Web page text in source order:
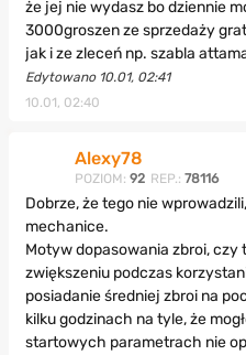
że jej nie wydasz bo dziennie
3000groszen ze sprzedaży
jak i ze zleceń np. szabla
Edytowano 10.01, 02:41
10.01, 02:40
Alexy78
POZIOM: 92 REP.: 78116
Dobrze, że tego nie
mechanice.
Motyw dopasowania zbroi, czy
zwiększeniu podczas
posiadanie średniej zbroi na
kilku godzinach na tyle, że
startowych parametrach nie